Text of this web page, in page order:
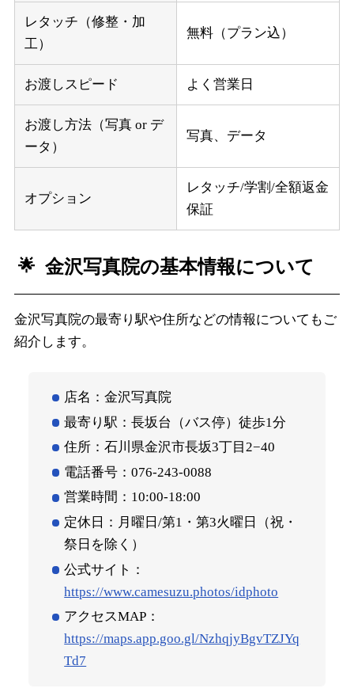
レタッチ（修整・加
工）
無料（プラン込）
お渡しスピード よく営業日
お渡し方法（写真 or デ
ータ）
写真、データ
オプション
レタッチ/学割/全額返金
保証
金沢写真院の基本情報について
金沢写真院の最寄り駅や住所などの情報についてもご
紹介します。
店名：金沢写真院
最寄り駅：長坂台（バス停）徒歩1分
住所：石川県金沢市長坂3丁目2−40
電話番号：076-243-0088
営業時間：10:00‐18:00
定休日：月曜日/第1・第3火曜日（祝・
祭日を除く）
公式サイト：
https://www.camesuzu.photos/idphoto
アクセスMAP：
https://maps.app.goo.gl/NzhqjyBgvTZJYq
Td7